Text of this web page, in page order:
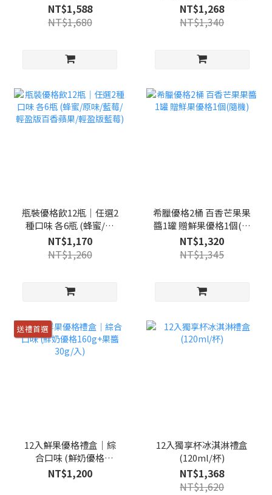
NT$1,588
NT$1,680
NT$1,268
NT$1,340
瓶裝優格飲12瓶｜任選2
種口味 各6瓶 (蜂蜜/原
味/藍莓/輕盈版百香蘋
果/輕盈版藍莓)
NT$1,170
NT$1,260
希臘優格2桶 百香芒果果
醬1罐 贈鮮果優格1個(隨
機)
NT$1,320
NT$1,345
送禮首選
12入鮮果優格禮盒｜綜
合口味 (鮮奶優格
160g+果醬30g/入)
NT$1,200
12入獨享杯冰淇淋禮盒
(120ml/杯)
NT$1,368
NT$1,620